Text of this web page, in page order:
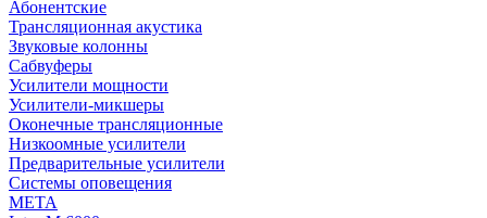
Абонентские
Трансляционная акустика
Звуковые колонны
Сабвуферы
Усилители мощности
Усилители-микшеры
Оконечные трансляционные
Низкоомные усилители
Предварительные усилители
Системы оповещения
МЕТА